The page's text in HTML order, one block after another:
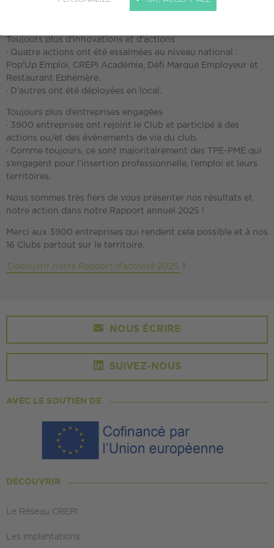
Toujours plus d’innovations et d’actions
· Quatre actions ont été essaimées au niveau national :
Pop'Up Emploi, CREPI Académie, Défi Marque Employeur et
Restaurant Ephémère.
· D’autres ont été déployées en local.
Toujours plus d’entreprises engagées
· 3900 entreprises ont rejoint le Club et participé à des
actions ou/et des événements de vie du club.
· Comme toujours, ce sont majoritairement des TPE-PME qui
s’engagent pour l’insertion professionnelle, l’emploi et leurs
territoires.
Nous sommes très fiers de vous présenter nos résultats et
notre action dans notre Rapport annuel 2025 !
Merci aux 3900 entreprises qui rendent cela possible et à nos
16 Clubs partout sur le territoire.
Découvrir notre Rapport d'activité 2025 !
NOUS ÉCRIRE
SUIVEZ-NOUS
AVEC LE SOUTIEN DE
DÉCOUVRIR
Le Réseau CREPI
Les implantations